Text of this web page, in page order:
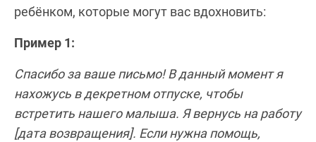
ребёнком, которые могут вас вдохновить:
Пример 1:
Спасибо за ваше письмо! В данный момент я
нахожусь в декретном отпуске, чтобы
встретить нашего малыша. Я вернусь на работу
[дата возвращения]. Если нужна помощь,